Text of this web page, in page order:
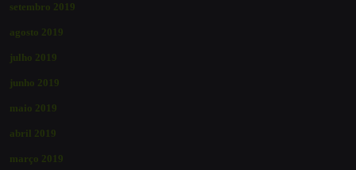
setembro 2019
agosto 2019
julho 2019
junho 2019
maio 2019
abril 2019
março 2019